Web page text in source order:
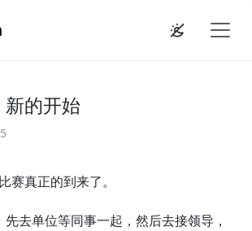
的开始
赛真正的到来了。
去单位等同事一起，然后去接领导，